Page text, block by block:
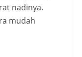
nadinya.
mudah